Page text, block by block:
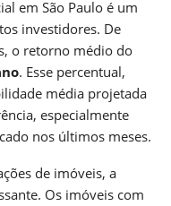
em São Paulo é um
investidores. De
o retorno médio do
. Esse percentual,
média projetada
especialmente
nos últimos meses.
de imóveis, a
Os imóveis com